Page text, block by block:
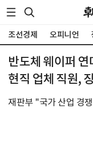
조선경제 오피니언
반도체 웨이퍼
현직 업체 직원,
재판부 "국가 산업 경